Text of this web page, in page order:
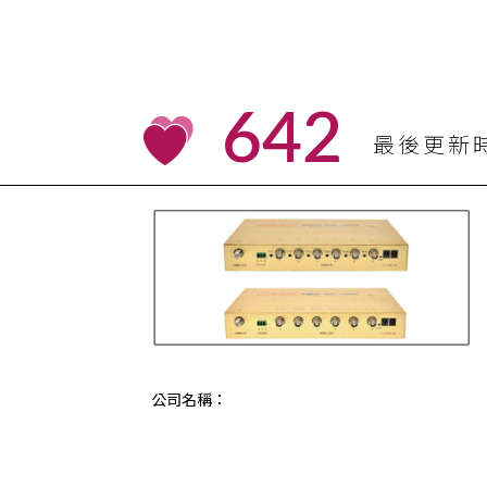
642 最後更新
公司名稱：